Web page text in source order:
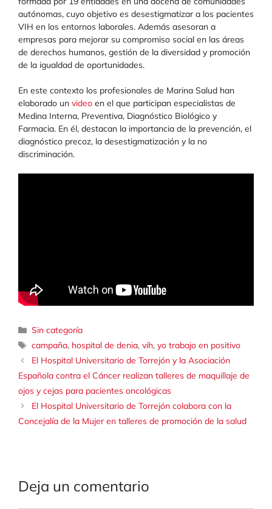
autónomas, cuyo objetivo es desestigmatizar a los pacientes
VIH en los entornos laborales. Además asesoran a
empresas para mejorar su compromiso social en las áreas
de derechos humanos, gestión de la diversidad y promoción
de la igualdad de oportunidades.
En este contexto los profesionales de Marina Salud han
elaborado un video en el que participan especialistas de
Medina Interna, Preventiva, Diagnóstico Biológico y
Farmacia. En él, destacan la importancia de la prevención, el
diagnóstico precoz, la desestigmatización y la no
discriminación.
Categorías
Sin categoría
Etiquetas
campaña, hospital de denia,vih,yo trabajo en positivo
El Hospital Universitario de Torrejón y la Asociación
Española contra el Cáncer realizan talleres de maquillaje de
ojos y cejas para pacientes oncológicas
El Hospital Universitario de Torrejón colabora con la
Concejalía de la Mujer en talleres de promoción de la salud
Deja un comentario